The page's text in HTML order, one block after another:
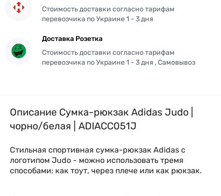
Стоимость доставки согласно тарифам
перевозчика по Украине 1 - 3 дня
Доставка Розетка
Стоимость доставки согласно тарифам
перевозчика по Украине 1 - 3 дня , Самовывоз
Описание Сумка-рюкзак Adidas Judo |
чорно/белая | ADIACC051J
Стильная спортивная сумка-рюкзак Adidas с
логотипом Judo - можно использовать тремя
способами: как тоут, через плече или как рюкзак.